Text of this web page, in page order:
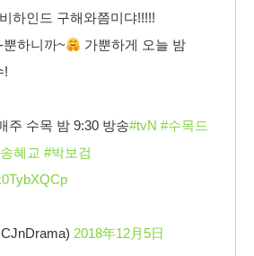
하인드 구해와쯤미댜!!!!!
하니까~
가뿐하게 오늘 밤
!
주 수목 밤 9:30 방송#tvN #수목드
혜교 #박보검
2018年12月5日